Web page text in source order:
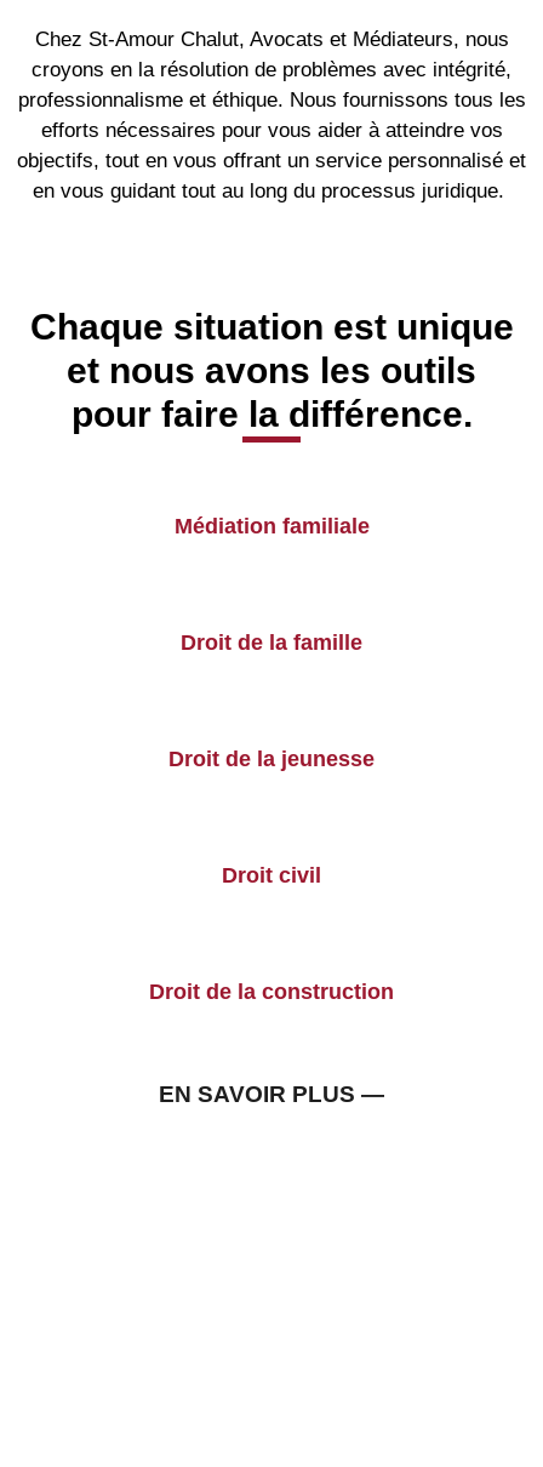
Chez St-Amour Chalut, Avocats et Médiateurs, nous
croyons en la résolution de problèmes avec intégrité,
professionnalisme et éthique. Nous fournissons tous les
efforts nécessaires pour vous aider à atteindre vos
objectifs, tout en vous offrant un service personnalisé et
en vous guidant tout au long du processus juridique.
Chaque situation est unique
et nous avons les outils
pour faire la différence.
Médiation familiale
Droit de la famille
Droit de la jeunesse
Droit civil
Droit de la construction
EN SAVOIR PLUS —